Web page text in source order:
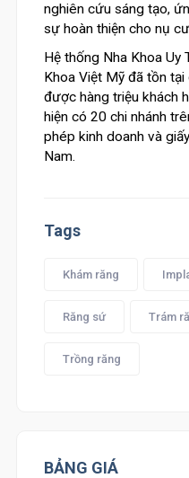
nghiên cứu sáng tạo,
sự hoàn thiện cho nụ
Hệ thống Nha Khoa Uy
Khoa Việt Mỹ đã tồn
được hàng triệu khách
hiện có 20 chi nhánh
phép kinh doanh và
Nam.
Tags
Khám răng
Răng sứ Trám
Trồng răng
BẢNG GIÁ